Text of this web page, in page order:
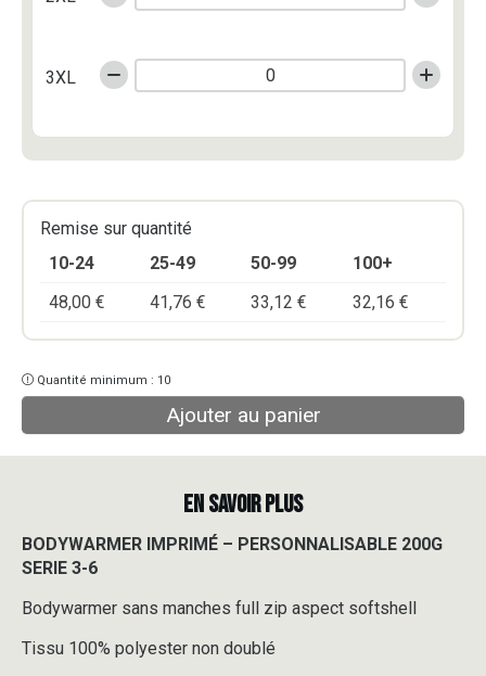
3XL
Remise sur quantité
10-24
25-49 50-99
100+
48,00 € 41,76 € 33,12 € 32,16 €
Quantité minimum : 10
Ajouter au panier
EN SAVOIR PLUS
BODYWARMER IMPRIMÉ – PERSONNALISABLE 200G
SERIE 3-6
Bodywarmer sans manches full zip aspect softshell
Tissu 100% polyester non doublé